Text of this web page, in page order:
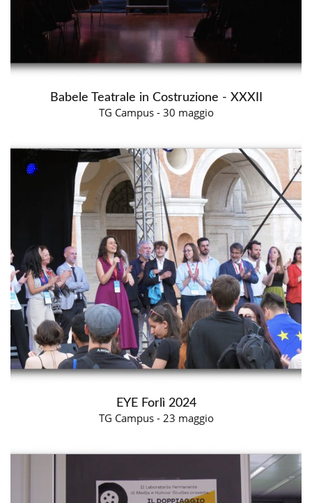
Babele Teatrale in Costruzione - XXXII
TG Campus - 30 maggio
EYE Forlì 2024
TG Campus - 23 maggio